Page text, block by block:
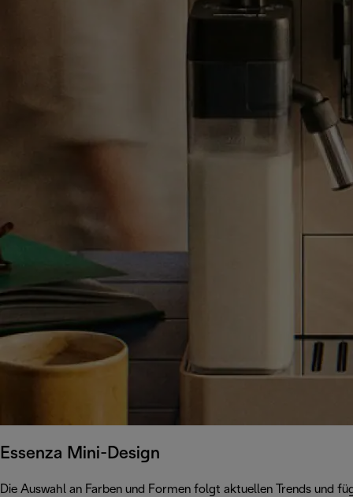
Essenza Mini-Design
Die Auswahl an Farben und Formen folgt aktuellen Trends und